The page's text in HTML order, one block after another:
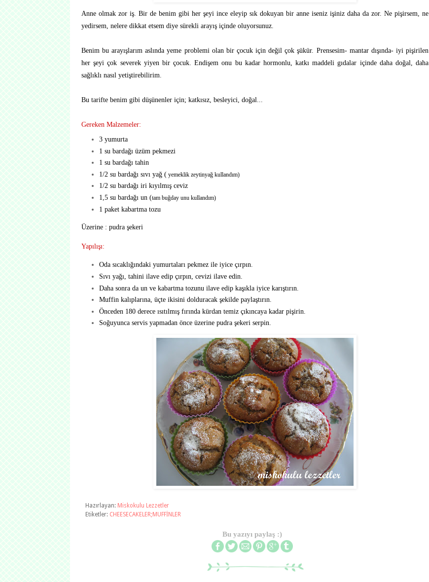
Anne olmak zor iş. Bir de benim gibi her şeyi ince eleyip sık dokuyan bir anne iseniz işiniz daha da zor. Ne pişirsem, ne
yedirsem, nelere dikkat etsem diye sürekli arayış içinde oluyorsunuz.
Benim bu arayışlarım aslında yeme problemi olan bir çocuk için değil çok şükür. Prensesim- mantar dışında- iyi pişirilen
her şeyi çok severek yiyen bir çocuk. Endişem onu bu kadar hormonlu, katkı maddeli gıdalar içinde daha doğal, daha
sağlıklı nasıl yetiştirebilirim.
Bu tarifte benim gibi düşünenler için; katkısız, besleyici, doğal...
Gereken Malzemeler:
3 yumurta
1 su bardağı üzüm pekmezi
1 su bardağı tahin
1/2 su bardağı sıvı yağ (yemeklik zeytinyağ kullandım)
1/2 su bardağı iri kıyılmış ceviz
1,5 su bardağı un (tam buğday unu kullandım)
1 paket kabartma tozu
Üzerine : pudra şekeri
Yapılışı:
Oda sıcaklığındaki yumurtaları pekmez ile iyice çırpın.
Sıvı yağı, tahini ilave edip çırpın, cevizi ilave edin.
Daha sonra da un ve kabartma tozunu ilave edip kaşıkla iyice karıştırın.
Muffin kalıplarına, üçte ikisini dolduracak şekilde paylaştırın.
Önceden 180 derece ısıtılmış fırında kürdan temiz çıkıncaya kadar pişirin.
Soğuyunca servis yapmadan önce üzerine pudra şekeri serpin.
Hazırlayan: Miskokulu Lezzetler
Etiketler: CHEESECAKELER;MUFFİNLER
Bu yazıyı paylaş :)